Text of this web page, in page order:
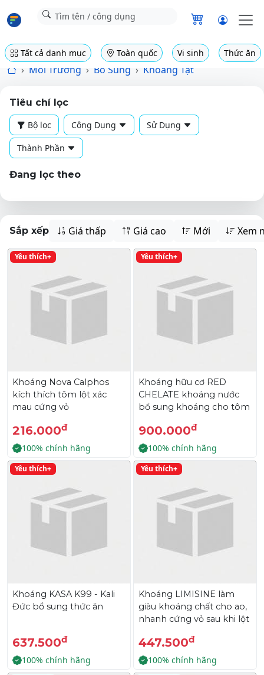
Tất cả danh mục Toàn quốc Vi sinh Thức ăn
Môi Trường Bổ Sung Khoáng Tạt
Tiêu chí lọc
Bộ lọc
Công Dụng Sử Dụng
Thành Phần
Đang lọc theo
Sắp xếp Giá thấp Giá cao Mới Xem
Yêu thích+
Khoáng Nova Calphos
kích thích tôm lột xác
mau cứng vỏ
216.000đ
100% chính hãng
Yêu thích+
Khoáng hữu cơ RED
CHELATE khoáng nước
bổ sung khoáng cho tôm
900.000đ
100% chính hãng
Yêu thích+
Khoáng KASA K99 - Kali
Đức bổ sung thức ăn
637.500đ
100% chính hãng
Yêu thích+
Khoáng LIMISINE làm
giàu khoáng chất cho ao,
nhanh cứng vỏ sau khi lột
447.500đ
100% chính hãng